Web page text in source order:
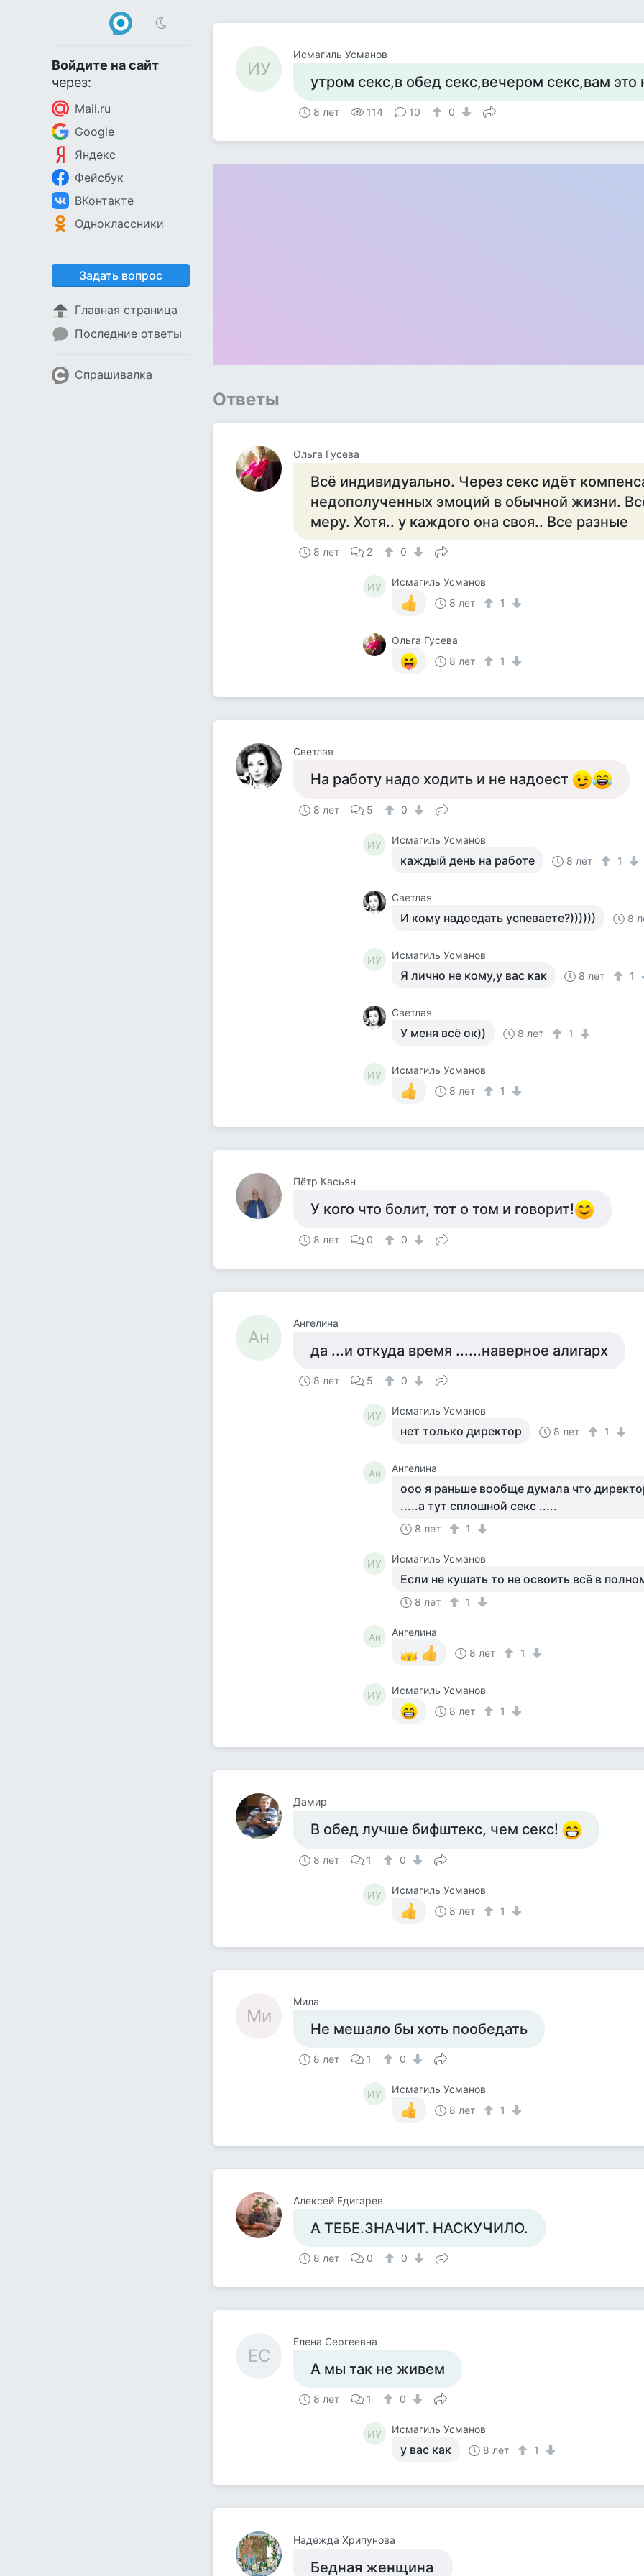
Войдите на сайт
через:
Mail.ru
Google
Яндекс
Фейсбук
ВКонтакте
Одноклассники
Задать вопрос
Главная страница
Последние ответы
Спрашивалка
ИУ
Исмагиль Усманов
утром секс,в обед секс,вечером секс,вам это
8 лет 114 10 0
Ответы
Ольга Гусева
Всё индивидуально. Через секс идёт
недополученных эмоций в обычной жизни.
меру. Хотя.. у каждого она своя.. Все разные
8 лет 2 0
ИУ
Исмагиль Усманов
8 лет
1
Ольга Гусева
8 лет
1
Светлая
На работу надо ходить и не надоест
8 лет 5 0
ИУ Исмагиль Усманов
каждый день на работе 8 лет 1
Светлая
И кому надоедать успеваете?)))))) 8
ИУ Исмагиль Усманов
Я лично не кому,у вас как 8 лет 1
Светлая
У меня всё ок)) 8 лет 1
ИУ
Исмагиль Усманов
8 лет
1
Пётр Касьян
У кого что болит, тот о том и говорит!
8 лет 0 0
Ан
Ангелина
да ...и откуда время ......наверное алигарх
8 лет 5 0
ИУ Исмагиль Усманов
нет только директор 8 лет 1
Ан Ангелина
ооо я раньше вообще думала что
.....а тут сплошной секс .....
8 лет 1
ИУ Исмагиль Усманов
Если не кушать то не освоить всё в
8 лет 1
Ан
Ангелина
8 лет
1
ИУ
Исмагиль Усманов
8 лет
1
Дамир
В обед лучше бифштекс, чем секс!
8 лет 1 0
ИУ
Исмагиль Усманов
8 лет
1
Ми
Мила
Не мешало бы хоть пообедать
8 лет 1 0
ИУ
Исмагиль Усманов
8 лет
1
Алексей Едигарев
А ТЕБЕ.ЗНАЧИТ. НАСКУЧИЛО.
8 лет 0 0
ЕС
Елена Сергеевна
А мы так не живем
8 лет 1 0
ИУ Исмагиль Усманов
у вас как 8 лет 1
Надежда Хрипунова
Бедная женщина